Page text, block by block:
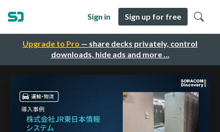
Upgrade to Pro — share decks privately, control
downloads, hide ads and more …
Sign in Sign up for free